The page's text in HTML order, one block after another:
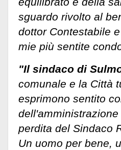
sguardo rivolto al
dottor Contestabile
mie più sentite
"Il sindaco di
comunale e la Città
esprimono sentito
perdita del Sindaco
Un uomo per bene,